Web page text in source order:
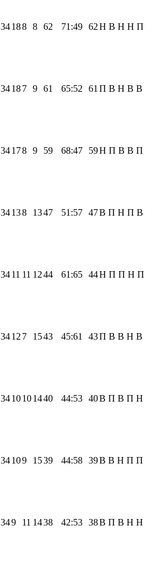
34188 8 62 71:49 62Н В Н Н П
34187 9 61 65:52 61 П В Н В В
34178 9 59 68:47 59Н П В В П
34138 1347 51:57 47В П Н П В
3411 11 1244 61:65 44Н П П Н П
3412 7 1543 45:61 43П В В Н В
3410101440 44:53 40В П В П Н
34109 1539 44:58 39В В Н П П
349 11 1438 42:53 38В П В Н Н